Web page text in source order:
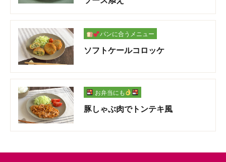
パンに合うメニュー
ソフトケールコロッケ
お弁当にも
豚しゃぶ肉でトンテキ風